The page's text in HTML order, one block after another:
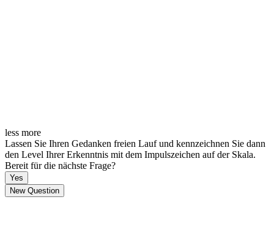
less more
Lassen Sie Ihren Gedanken freien Lauf und kennzeichnen Sie dann
den Level Ihrer Erkenntnis mit dem Impulszeichen auf der Skala.
Bereit für die nächste Frage?
Yes
New Question